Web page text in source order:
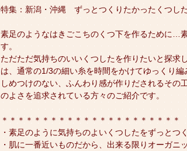
特集：新潟・沖縄 ずっとつくりたかったくつし
素足のようなはきごこちのくつ下を作るために…
す。
ただただ気持ちのいいくつしたを作りたいと探求
は、通常の1/3の細い糸を時間をかけてゆっくり編
しめつけのない、ふんわり感が作りだされるそ
のよさを追求されている方々のご紹介です。
＊＊＊＊＊＊＊＊＊＊＊＊＊＊＊＊＊＊＊＊＊＊
・素足のように気持ちのよいくつしたをずっとつ
・肌に一番近いものだから、出来る限りオーガニ